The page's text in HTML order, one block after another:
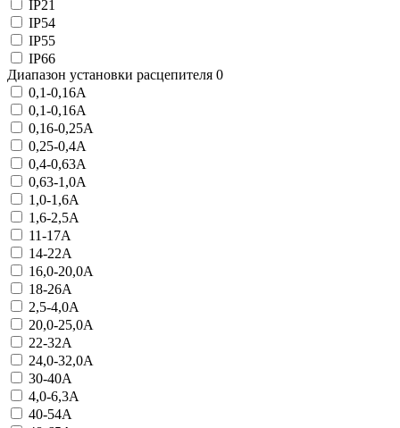
IP21
IP54
IP55
IP66
Диапазон установки расцепителя 0
0,1-0,16A
0,1-0,16A
0,16-0,25A
0,25-0,4A
0,4-0,63A
0,63-1,0A
1,0-1,6A
1,6-2,5A
11-17А
14-22А
16,0-20,0A
18-26А
2,5-4,0A
20,0-25,0A
22-32А
24,0-32,0A
30-40А
4,0-6,3A
40-54A